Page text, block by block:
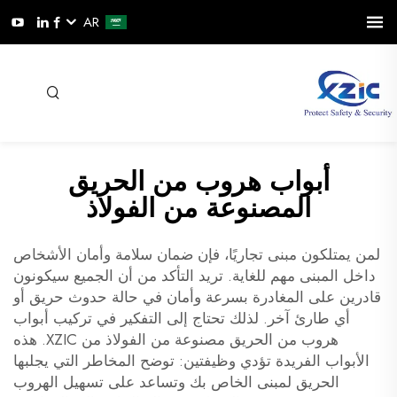
AR
أبواب هروب من الحريق
المصنوعة من الفولاذ
لمن يمتلكون مبنى تجاريًا، فإن ضمان سلامة وأمان الأشخاص
داخل المبنى مهم للغاية. تريد التأكد من أن الجميع سيكونون
قادرين على المغادرة بسرعة وأمان في حالة حدوث حريق أو
أي طارئ آخر. لذلك تحتاج إلى التفكير في تركيب أبواب
هروب من الحريق مصنوعة من الفولاذ من XZIC. هذه
الأبواب الفريدة تؤدي وظيفتين: توضح المخاطر التي يجلبها
الحريق لمبنى الخاص بك وتساعد على تسهيل الهروب